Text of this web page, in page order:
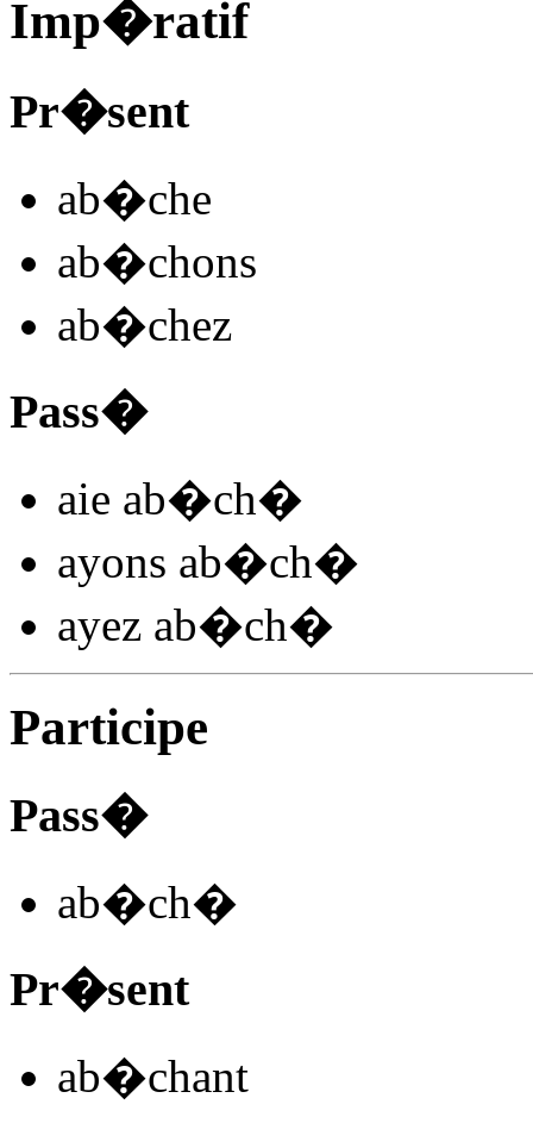
Imp�ratif
Pr�sent
ab�che
ab�chons
ab�chez
Pass�
aie ab�ch�
ayons ab�ch�
ayez ab�ch�
Participe
Pass�
ab�ch�
Pr�sent
ab�chant